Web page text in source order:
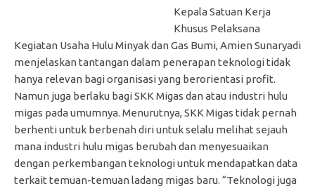
Kepala Satuan Kerja
Khusus Pelaksana
Kegiatan Usaha Hulu Minyak dan Gas Bumi, Amien Sunaryadi
menjelaskan tantangan dalam penerapan teknologi tidak
hanya relevan bagi organisasi yang berorientasi profit.
Namun juga berlaku bagi SKK Migas dan atau industri hulu
migas pada umumnya. Menurutnya, SKK Migas tidak pernah
berhenti untuk berbenah diri untuk selalu melihat sejauh
mana industri hulu migas berubah dan menyesuaikan
dengan perkembangan teknologi untuk mendapatkan data
terkait temuan-temuan ladang migas baru. “Teknologi juga